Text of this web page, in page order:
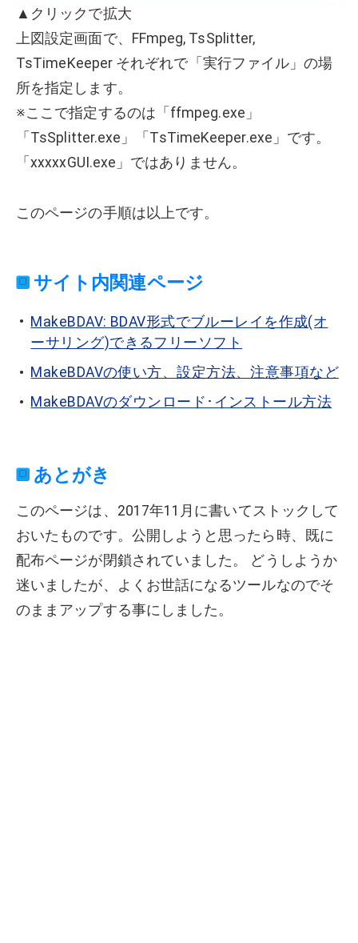
▲クリックで拡大
上図設定画面で、FFmpeg, TsSplitter,
TsTimeKeeper それぞれで「実行ファイル」の場
所を指定します。
※ここで指定するのは「ffmpeg.exe」
「TsSplitter.exe」「TsTimeKeeper.exe」です。
「xxxxxGUI.exe」ではありません。
このページの手順は以上です。
サイト内関連ページ
MakeBDAV: BDAV形式でブルーレイを作成(オ
ーサリング)できるフリーソフト
MakeBDAVの使い方、設定方法、注意事項など
MakeBDAVのダウンロード･インストール方法
あとがき
このページは、2017年11月に書いてストックして
おいたものです。公開しようと思ったら時、既に
配布ページが閉鎖されていました。 どうしようか
迷いましたが、よくお世話になるツールなのでそ
のままアップする事にしました。